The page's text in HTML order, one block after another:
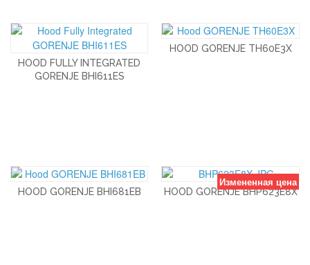
HOOD FULLY INTEGRATED
GORENJE BHI611ES
HOOD GORENJE TH60E3X
HOOD GORENJE BHI681EB
Измененная цена
HOOD GORENJE BHP623E8X